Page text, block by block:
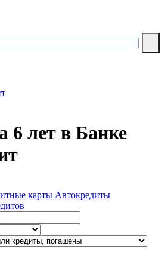
6 лет в Банке
карты Автокредиты